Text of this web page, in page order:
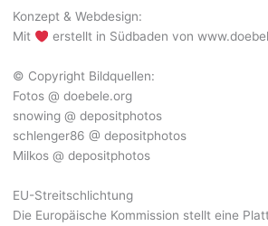
Konzept & Webdesign:
Mit
erstellt in Südbaden von
© Copyright Bildquellen:
Fotos @ doebele.org
snowing @ depositphotos
schlenger86 @ depositphotos
Milkos @ depositphotos
EU-Streitschlichtung
Die Europäische Kommission stellt eine